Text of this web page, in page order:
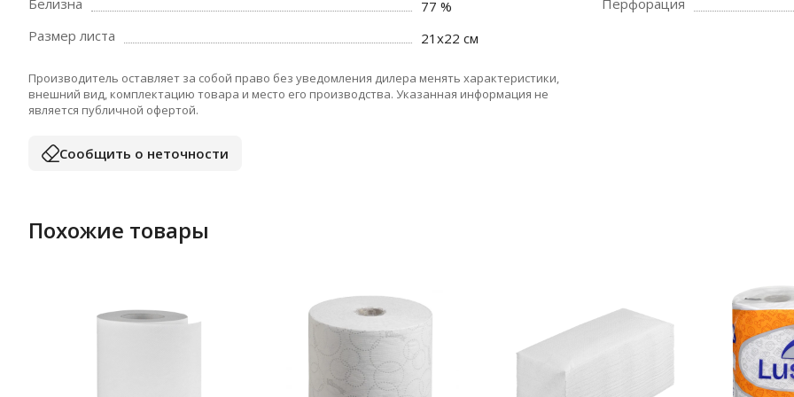
Белизна
77 %
Размер листа
21x22 см
Перфорация
Производитель оставляет за собой право без уведомления дилера менять характеристики,
внешний вид, комплектацию товара и место его производства. Указанная информация не
является публичной офертой.
Сообщить о неточности
Похожие товары